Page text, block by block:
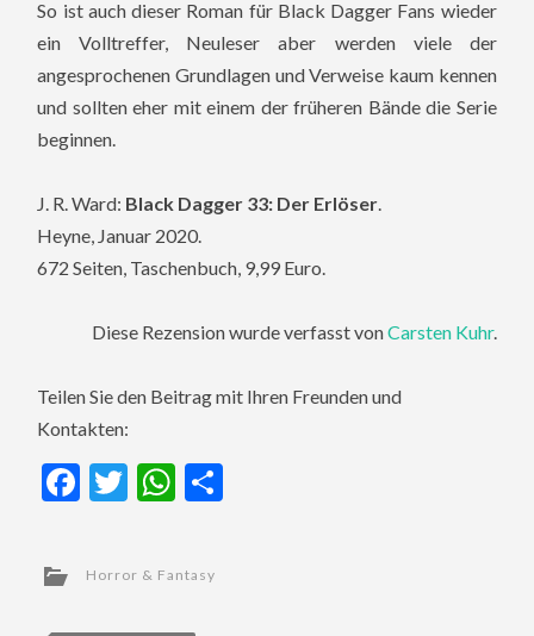
So ist auch dieser Roman für Black Dagger Fans wieder
ein Volltreffer, Neuleser aber werden viele der
angesprochenen Grundlagen und Verweise kaum kennen
und sollten eher mit einem der früheren Bände die Serie
beginnen.
J. R. Ward: Black Dagger 33: Der Erlöser.
Heyne, Januar 2020.
672 Seiten, Taschenbuch, 9,99 Euro.
Diese Rezension wurde verfasst vonCarsten Kuhr.
Teilen Sie den Beitrag mit Ihren Freunden und
Kontakten:
Facebook
TwitterWhatsApp
Horror & Fantasy